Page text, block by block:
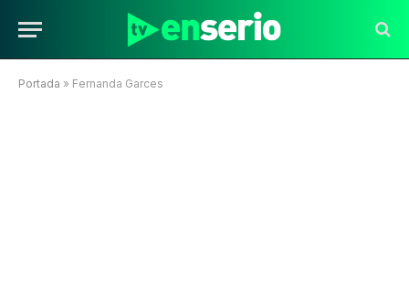
Portada » Fernanda Garces